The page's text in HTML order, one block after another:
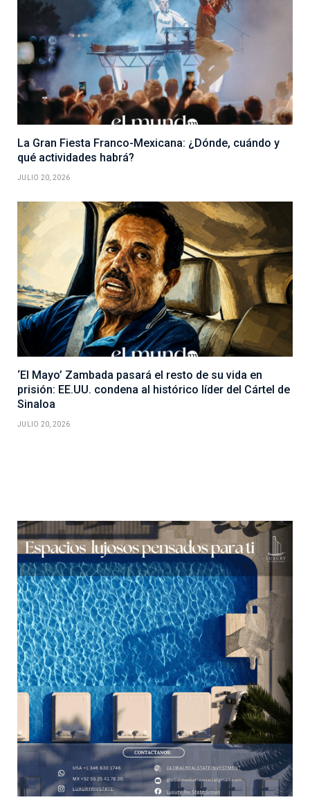
La Gran Fiesta Franco-Mexicana: ¿Dónde, cuándo y
qué actividades habrá?
JULIO 20, 2026
‘El Mayo’ Zambada pasará el resto de su vida en
prisión: EE.UU. condena al histórico líder del Cártel de
Sinaloa
JULIO 20, 2026